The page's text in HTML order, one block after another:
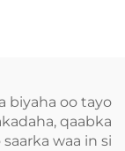
biyaha oo tayo
qaabka
waa in si